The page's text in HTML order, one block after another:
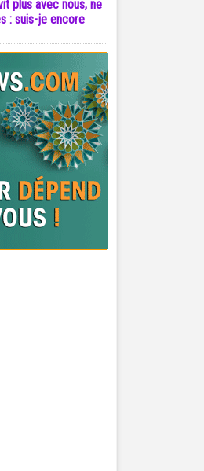
plus avec nous, ne
: suis-je encore